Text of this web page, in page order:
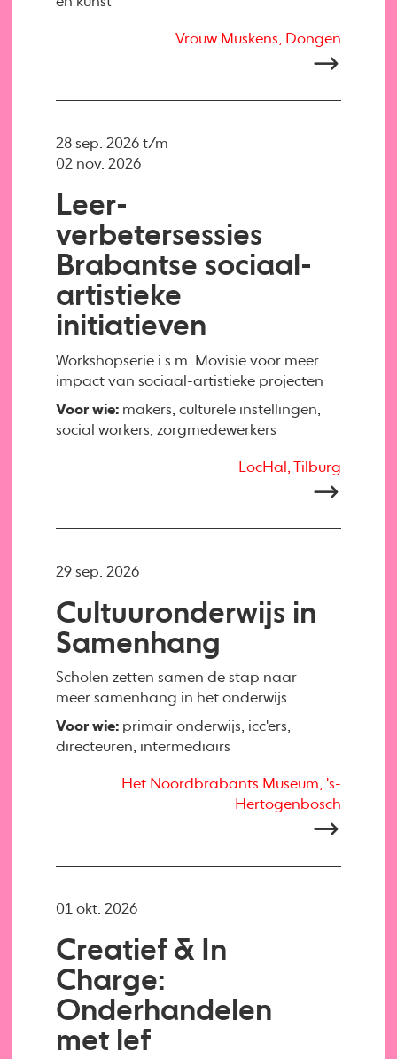
Vrouw Muskens, Dongen
Leer-
verbetersessies
Brabantse sociaal-
artistieke
initiatieven
Workshopserie i.s.m. Movisie voor meer
impact van sociaal-artistieke projecten
Voor wie: makers, culturele instellingen,
social workers, zorgmedewerkers
28 sep. 2026 t/m
02 nov. 2026
LocHal, Tilburg
Cultuuronderwijs in
Samenhang
Scholen zetten samen de stap naar
meer samenhang in het onderwijs
Voor wie: primair onderwijs, icc'ers,
directeuren, intermediairs
29 sep. 2026
Het Noordbrabants Museum, 's-
Hertogenbosch
Creatief & In
Charge:
Onderhandelen
met lef
01 okt. 2026